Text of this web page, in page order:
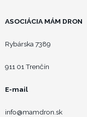
ASOCIÁCIA MÁM DRON
Rybárska 7389
911 01 Trenčín
E-mail
info@mamdron.sk